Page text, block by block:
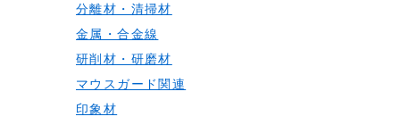
分離材・清掃材
金属・合金線
研削材・研磨材
マウスガード関連
印象材